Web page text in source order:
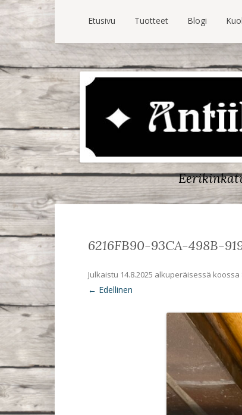
Etusivu Tuotteet Blogi
6216FB90-93CA-498B-
Julkaistu 14.8.2025 alkuperäisessä koossa
← Edellinen